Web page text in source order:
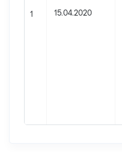
1 15.04.2020